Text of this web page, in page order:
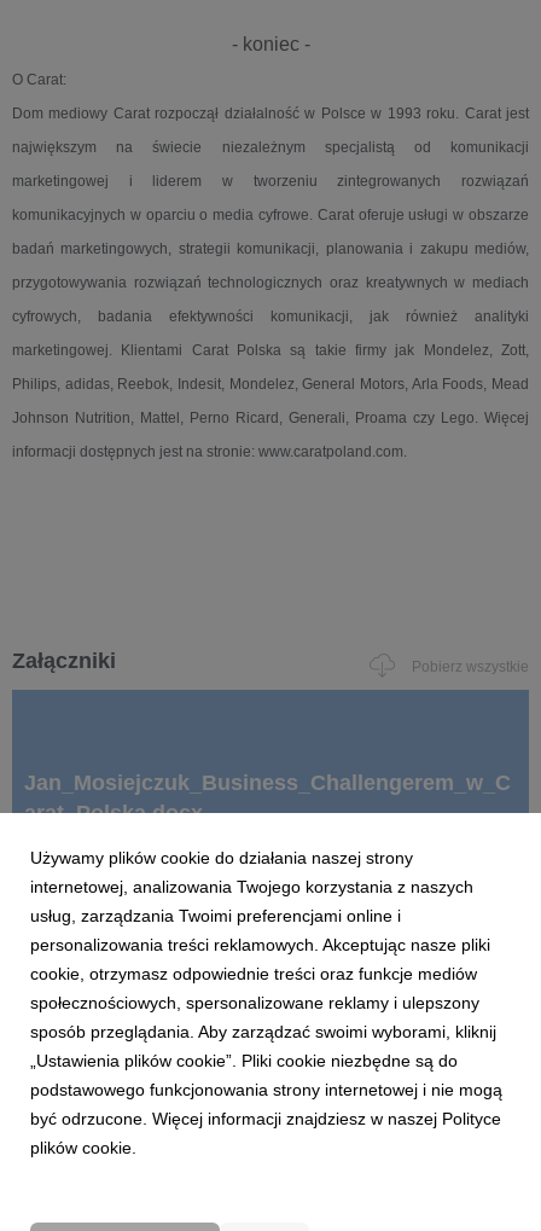
- koniec -
O Carat:
Dom mediowy Carat rozpoczął działalność w Polsce w 1993 roku. Carat jest
największym na świecie niezależnym specjalistą od komunikacji
marketingowej i liderem w tworzeniu zintegrowanych rozwiązań
komunikacyjnych w oparciu o media cyfrowe. Carat oferuje usługi w obszarze
badań marketingowych, strategii komunikacji, planowania i zakupu mediów,
przygotowywania rozwiązań technologicznych oraz kreatywnych w mediach
cyfrowych, badania efektywności komunikacji, jak również analityki
marketingowej. Klientami Carat Polska są takie firmy jak Mondelez, Zott,
Philips, adidas, Reebok, Indesit, Mondelez, General Motors, Arla Foods, Mead
Johnson Nutrition, Mattel, Perno Ricard, Generali, Proama czy Lego. Więcej
informacji dostępnych jest na stronie: www.caratpoland.com.
Załączniki Pobierz wszystkie
Jan_Mosiejczuk_Business_Challengerem_w_C
arat_Polska.docx
docx|1,46 MB
JAN_MOSIEJCZUK.jpg
grafika| 4,81 MB
Używamy plików cookie do działania naszej strony
internetowej, analizowania Twojego korzystania z naszych
usług, zarządzania Twoimi preferencjami online i
personalizowania treści reklamowych. Akceptując nasze pliki
cookie, otrzymasz odpowiednie treści oraz funkcje mediów
społecznościowych, spersonalizowane reklamy i ulepszony
sposób przeglądania. Aby zarządzać swoimi wyborami, kliknij
„Ustawienia plików cookie”. Pliki cookie niezbędne są do
podstawowego funkcjonowania strony internetowej i nie mogą
być odrzucone. Więcej informacji znajdziesz w naszej Polityce
plików cookie.